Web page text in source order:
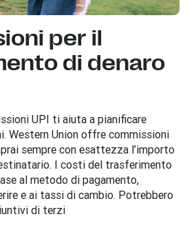
per il
di denaro
UPI ti aiuta a pianificare
Western Union offre commissioni
sempre con esattezza l’importo
I costi del trasferimento
al metodo di pagamento,
e ai tassi di cambio. Potrebbero
di terzi